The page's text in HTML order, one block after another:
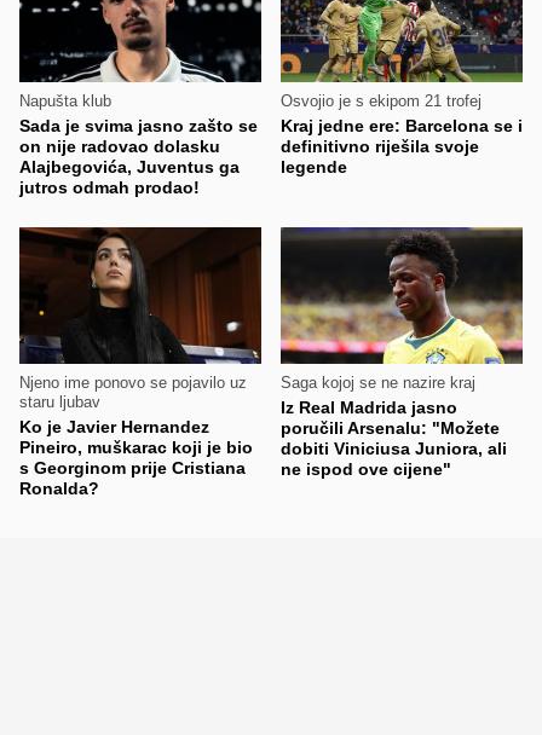
Napušta klub
Sada je svima jasno zašto se
on nije radovao dolasku
Alajbegovića, Juventus ga
jutros odmah prodao!
Osvojio je s ekipom 21 trofej
Kraj jedne ere: Barcelona se i
definitivno riješila svoje
legende
Njeno ime ponovo se pojavilo uz
staru ljubav
Ko je Javier Hernandez
Pineiro, muškarac koji je bio
s Georginom prije Cristiana
Ronalda?
Saga kojoj se ne nazire kraj
Iz Real Madrida jasno
poručili Arsenalu: "Možete
dobiti Viniciusa Juniora, ali
ne ispod ove cijene"